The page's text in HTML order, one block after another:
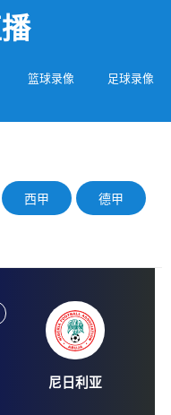
篮球录像
足球录像
西甲 德甲